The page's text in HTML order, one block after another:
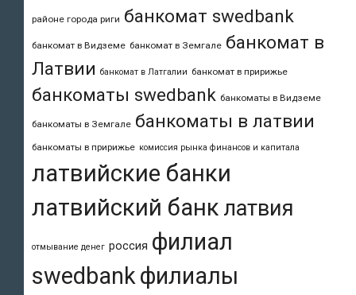
районе города риги банкомат swedbank
банкомат в Видземе банкомат в Земгале банкомат в
Латвии банкомат в Латгалии банкомат в пририжье
банкоматы swedbank банкоматы в Видземе
банкоматы в Земгале банкоматы в латвии
банкоматы в пририжье комиссия рынка финансов и капитала
латвийские банки
латвийский банк латвия
отмывание денег россия филиал
swedbankфилиалы